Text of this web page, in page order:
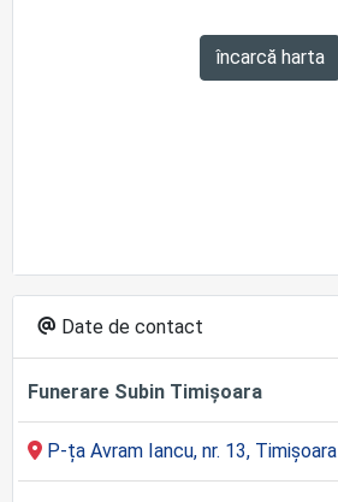
încarcă harta
Date de contact
Funerare Subin Timișoara
P-ța Avram Iancu, nr. 13, Timișoara